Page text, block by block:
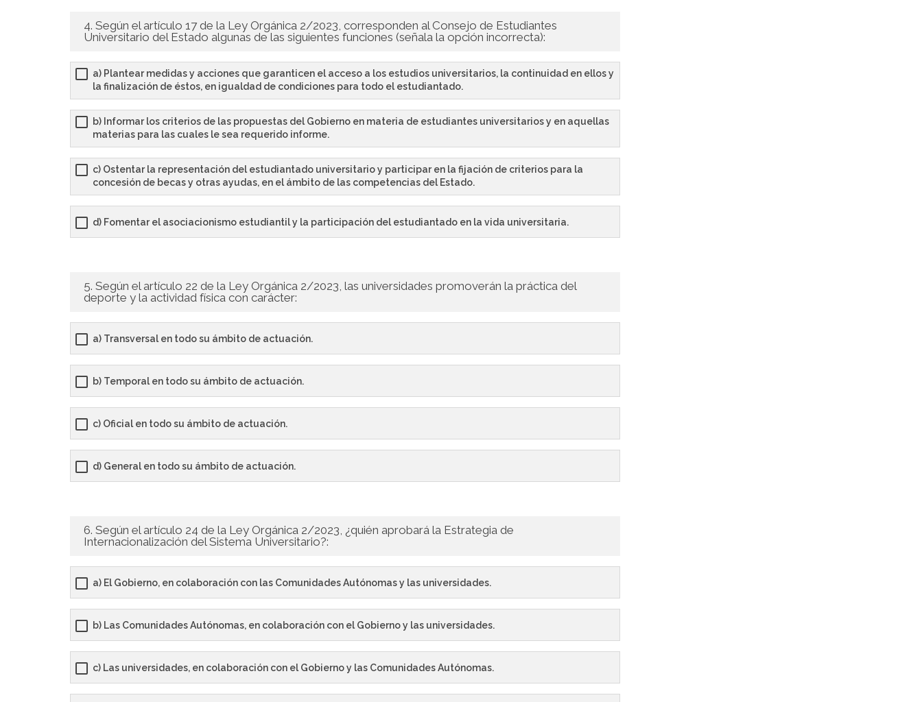
4. Según el artículo 17 de la Ley Orgánica 2/2023, corresponden al Consejo de Estudiantes
Universitario del Estado algunas de las siguientes funciones (señala la opción incorrecta):
a) Plantear medidas y acciones que garanticen el acceso a los estudios universitarios, la continuidad en ellos y
la finalización de éstos, en igualdad de condiciones para todo el estudiantado.
b) Informar los criterios de las propuestas del Gobierno en materia de estudiantes universitarios y en aquellas
materias para las cuales le sea requerido informe.
c) Ostentar la representación del estudiantado universitario y participar en la fijación de criterios para la
concesión de becas y otras ayudas, en el ámbito de las competencias del Estado.
d) Fomentar el asociacionismo estudiantil y la participación del estudiantado en la vida universitaria.
5. Según el artículo 22 de la Ley Orgánica 2/2023, las universidades promoverán la práctica del
deporte y la actividad física con carácter:
a) Transversal en todo su ámbito de actuación.
b) Temporal en todo su ámbito de actuación.
c) Oficial en todo su ámbito de actuación.
d) General en todo su ámbito de actuación.
6. Según el artículo 24 de la Ley Orgánica 2/2023, ¿quién aprobará la Estrategia de
Internacionalización del Sistema Universitario?:
a) El Gobierno, en colaboración con las Comunidades Autónomas y las universidades.
b) Las Comunidades Autónomas, en colaboración con el Gobierno y las universidades.
c) Las universidades, en colaboración con el Gobierno y las Comunidades Autónomas.